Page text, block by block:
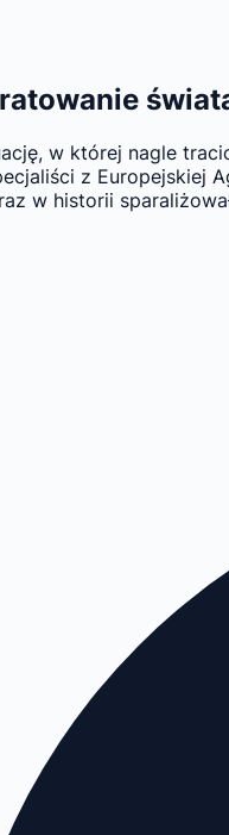
w której nagle
z Europejskiej
w historii